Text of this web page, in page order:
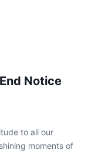
Notice
to all our
moments of